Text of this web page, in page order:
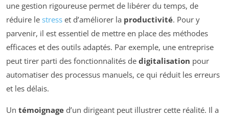
une gestion rigoureuse permet de libérer du temps, de
réduire le stress et d’améliorer la productivité. Pour y
parvenir, il est essentiel de mettre en place des méthodes
efficaces et des outils adaptés. Par exemple, une entreprise
peut tirer parti des fonctionnalités de digitalisation pour
automatiser des processus manuels, ce qui réduit les erreurs
et les délais.
Un témoignage d’un dirigeant peut illustrer cette réalité. Il a